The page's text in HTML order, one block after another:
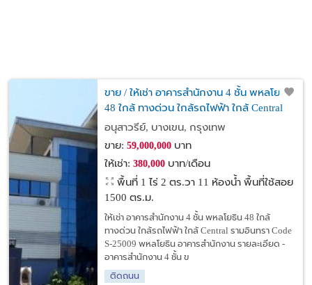
ขาย / ให้เช่า อาคารสำนักงาน 4 ชั้น พหลโยธิน
48 ใกล้ ทางด่วน ใกล้รถไฟฟ้า ใกล้ Central
รามอินทรา
อนุสาวรีย์, บางเขน, กรุงเทพ
ขาย: 59,000,000บาท
ให้เช่า: 380,000บาท/เดือน
พื้นที่ 1 ไร่ 2 ตร.วา 11 ห้องน้ำ พื้นที่ใช้สอย
1500 ตร.ม.
ให้เช่า อาคารสำนักงาน 4 ชั้น พหลโยธิน 48 ใกล้
ทางด่วน ใกล้รถไฟฟ้า ใกล้ Central รามอินทรา Code
S-25009 พหลโยธิน อาคารสำนักงาน รายละเอียด -
อาคารสำนักงาน 4 ชั้น ข
ติดถนน